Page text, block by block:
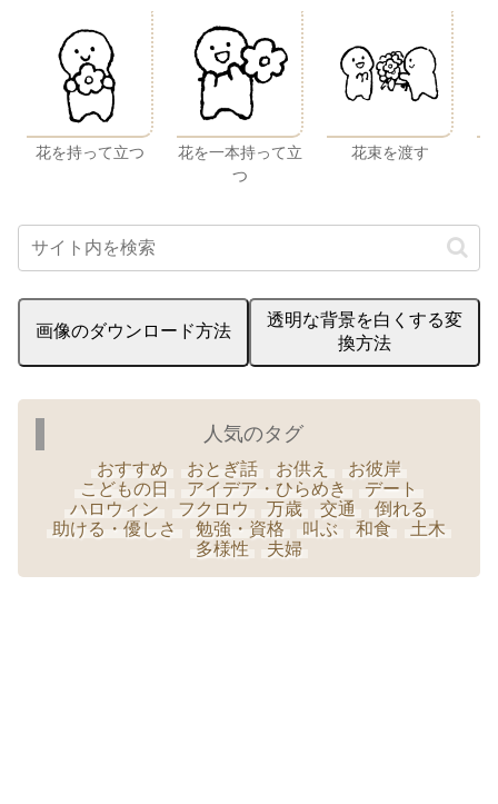
花を持って立つ
花を一本持って立
つ
花束を渡す
画像のダウンロード方法
透明な背景を白くする変
換方法
人気のタグ
おすすめ おとぎ話 お供え
お彼岸
こどもの日
アイデア・ひらめき
デート
ハロウィン
フクロウ 万歳 交通
倒れる
助ける・優しさ
勉強・資格 叫ぶ 和食
土木
多様性
夫婦